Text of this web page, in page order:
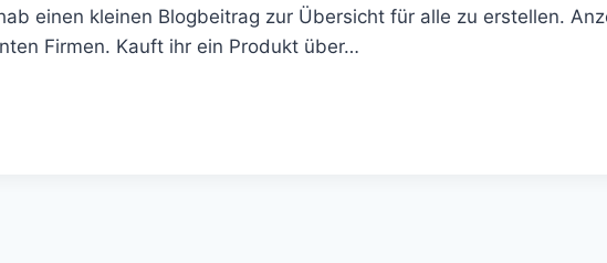
einen kleinen Blogbeitrag zur Übersicht für alle zu erstellen.
Firmen. Kauft ihr ein Produkt über…